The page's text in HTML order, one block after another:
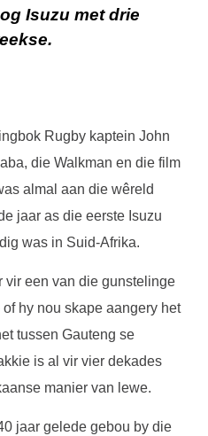
Isuzu met drie
Rugby kaptein John
die Walkman en die film
almal aan die wêreld
jaar as die eerste Isuzu
was in Suid-Afrika.
vir een van die gunstelinge
hy nou skape aangery het
tussen Gauteng se
is al vir vier dekades
manier van lewe.
jaar gelede gebou by die